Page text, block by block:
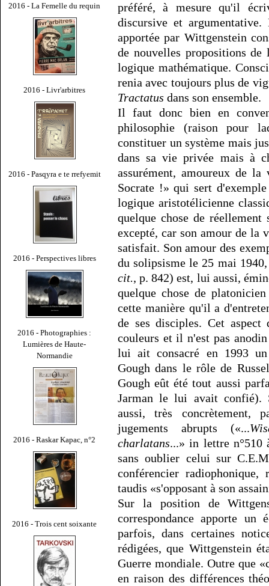
2016 - La Femelle du requin
2016 - Livr'arbitres
2016 - Pasqyra e te rrefyemit
2016 - Perspectives libres
2016 - Photographies :
Lumières de Haute-
Normandie
2016 - Raskar Kapac, n°2
2016 - Trois cent soixante
préféré, à mesure qu'il
discursive et
apportée par Wittgenstein
de nouvelles propositions
logique mathématique.
renia avec toujours plus de
Tractatus dans son ensemble.
Il faut donc bien en
philosophie (raison pour
constituer un système mais
dans sa vie privée mais à
assurément, amoureux de
Socrate !» qui sert
logique aristotélicienne
quelque chose de
excepté, car son amour de la
satisfait. Son amour des
du solipsisme le 25 mai
cit., p. 842) est, lui aussi,
quelque chose de
cette manière qu'il a
de ses disciples. Cet
couleurs et il n'est pas
lui ait consacré en 1993
Gough dans le rôle de
Gough eût été tout aussi
Jarman le lui avait confié).
aussi, très concrètement,
jugements abrupts («...
charlatans...» in lettre n°510
sans oublier celui sur
conférencier radiophonique,
taudis «s'opposant à son
Sur la position de
correspondance apporte
parfois, dans certaines
rédigées, que Wittgenstein
Guerre mondiale. Outre que
en raison des différences